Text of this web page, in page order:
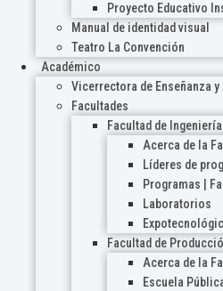
Proyecto Educativo
Manual de identidad visual
Teatro La Convención
Académico
Vicerrectora de Enseñanza
Facultades
Facultad de Ingeniería
Acerca de la
Líderes de
Programas |
Laboratorios
Facultad de
Acerca de la
Escuela